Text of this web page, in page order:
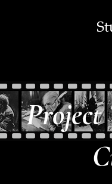
Project